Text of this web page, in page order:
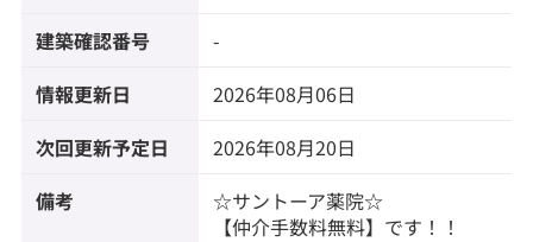
建築確認番号 -
情報更新日 2026年08月06日
次回更新予定日 2026年08月20日
備考
☆サントーア薬院☆
【仲介手数料無料】です！！